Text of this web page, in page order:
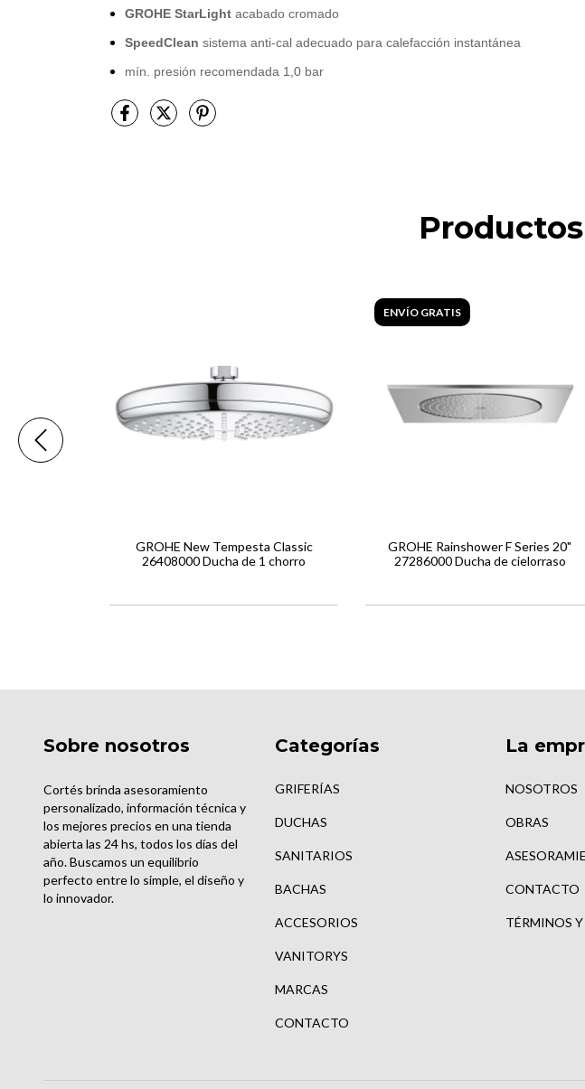
GROHE StarLight acabado cromado
SpeedClean sistema anti-cal adecuado para calefacción instantánea
mín. presión recomendada 1,0 bar
GROHE New Tempesta Classic
26408000 Ducha de 1 chorro
ENVÍO GRATIS
GROHE Rainshower F Series 20"
27286000 Ducha de cielorraso
Sobre nosotros
Cortés brinda asesoramiento
personalizado, información técnica y
los mejores precios en una tienda
abierta las 24 hs, todos los días del
año. Buscamos un equilibrio
perfecto entre lo simple, el diseño y
lo innovador.
Categorías
GRIFERÍAS
DUCHAS
SANITARIOS
BACHAS
ACCESORIOS
VANITORYS
MARCAS
CONTACTO
La
NOSOTROS
OBRAS
CONTACTO
TÉRMINOS